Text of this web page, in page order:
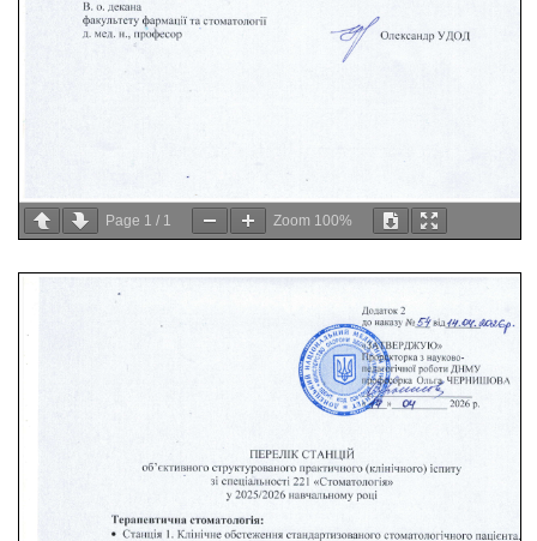
Page 1 / 1 Zoom 100%